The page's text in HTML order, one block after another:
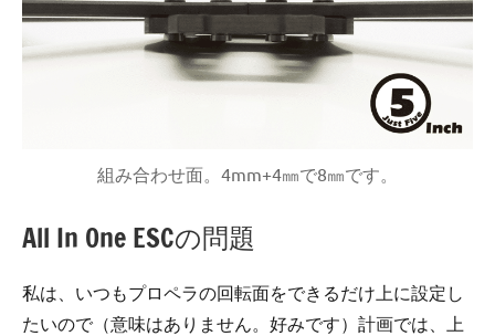
組み合わせ面。4mm+4㎜で8㎜です。
All In One ESCの問題
私は、いつもプロペラの回転面をできるだけ上に設定し
たいので（意味はありません。好みです）計画では、上